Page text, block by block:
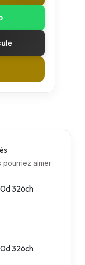
pourriez aimer
326ch
326ch